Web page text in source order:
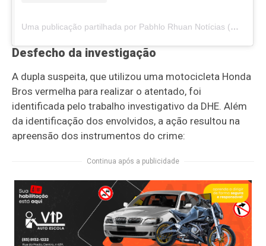
Uma publicação partilhada por Pabhlo Rhuan Notícias (@pabhlonoticias)
Desfecho da investigação
A dupla suspeita, que utilizou uma motocicleta Honda
Bros vermelha para realizar o atentado, foi
identificada pelo trabalho investigativo da DHE. Além
da identificação dos envolvidos, a ação resultou na
apreensão dos instrumentos do crime:
Continua após a publicidade